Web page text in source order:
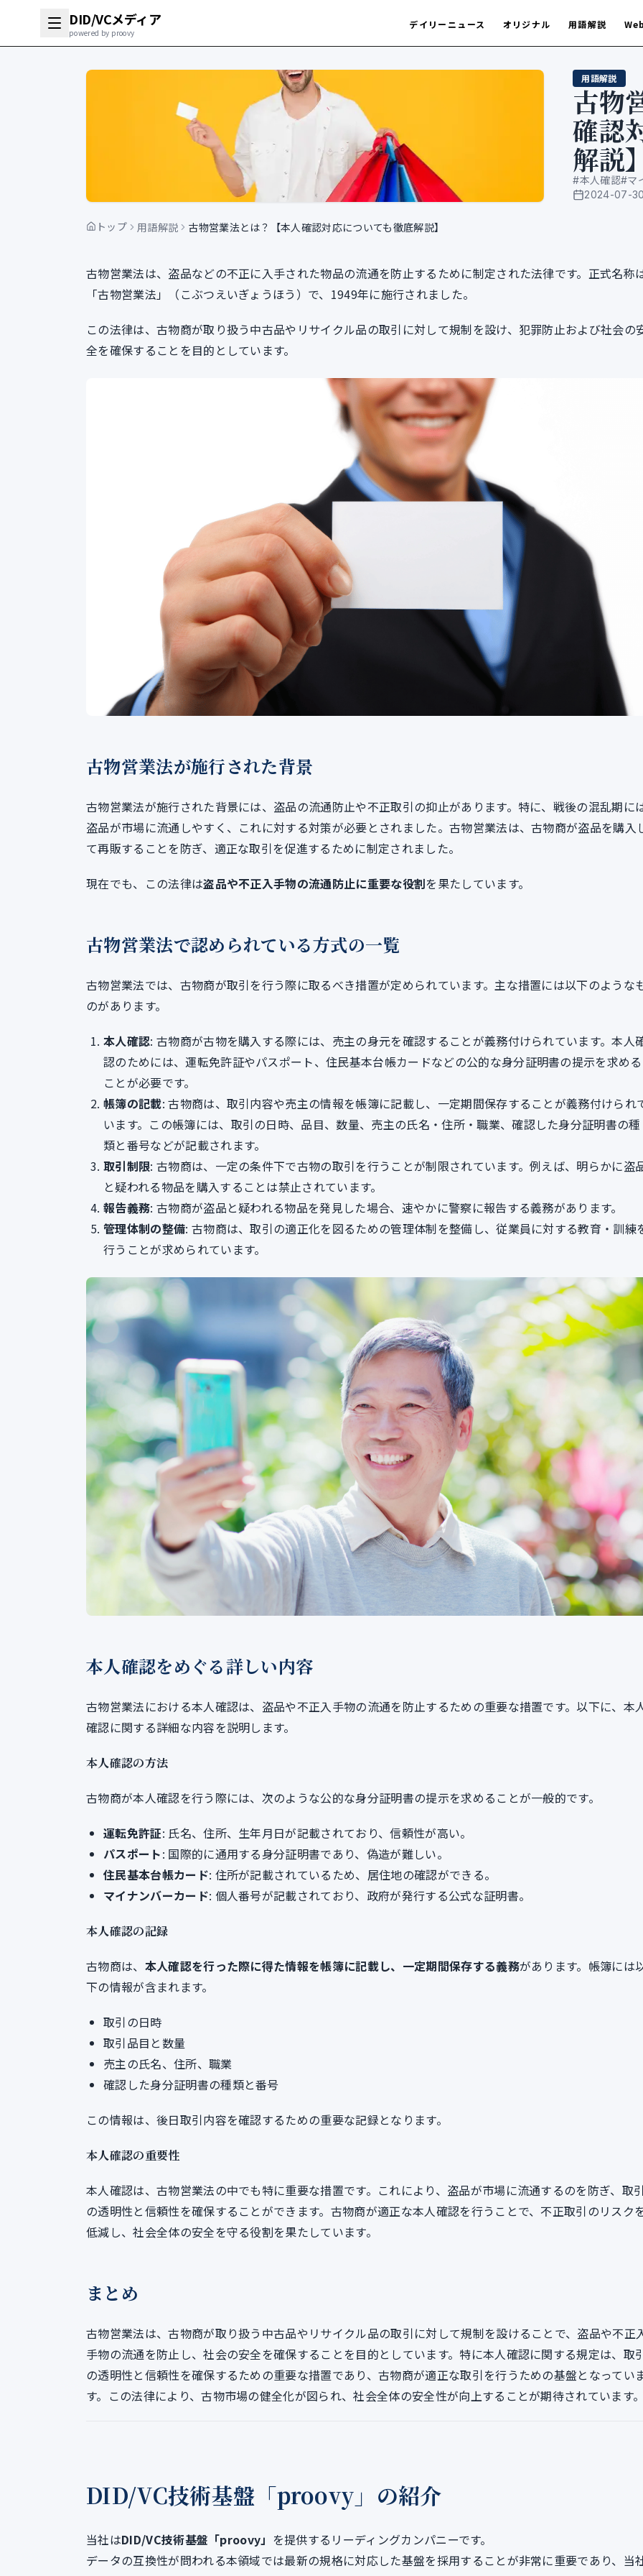
DID/VCメディア
powered by proovy
デイリーニュース オリジナル 用語解説
用語解説
古物
確認
解説
#本人確認#マ
公開日
2024-07-
トップ 用語解説 古物営業法とは？【本人確認対応についても徹底解説】
古物営業法は、盗品などの不正に入手された物品の流通を防止するために制定された法律です。正式名称
「古物営業法」（こぶつえいぎょうほう）で、1949年に施行されました。
この法律は、古物商が取り扱う中古品やリサイクル品の取引に対して規制を設け、犯罪防止および社会の
全を確保することを目的としています。
古物営業法が施行された背景
古物営業法が施行された背景には、盗品の流通防止や不正取引の抑止があります。特に、戦後の混乱期に
盗品が市場に流通しやすく、これに対する対策が必要とされました。古物営業法は、古物商が盗品を購入
て再販することを防ぎ、適正な取引を促進するために制定されました。
現在でも、この法律は盗品や不正入手物の流通防止に重要な役割を果たしています。
古物営業法で認められている方式の一覧
古物営業法では、古物商が取引を行う際に取るべき措置が定められています。主な措置には以下のような
のがあります。
本人確認: 古物商が古物を購入する際には、売主の身元を確認することが義務付けられています。本人
認のためには、運転免許証やパスポート、住民基本台帳カードなどの公的な身分証明書の提示を求める
ことが必要です。
帳簿の記載: 古物商は、取引内容や売主の情報を帳簿に記載し、一定期間保存することが義務付けられ
います。この帳簿には、取引の日時、品目、数量、売主の氏名・住所・職業、確認した身分証明書の種
類と番号などが記載されます。
取引制限: 古物商は、一定の条件下で古物の取引を行うことが制限されています。例えば、明らかに盗
と疑われる物品を購入することは禁止されています。
報告義務: 古物商が盗品と疑われる物品を発見した場合、速やかに警察に報告する義務があります。
管理体制の整備: 古物商は、取引の適正化を図るための管理体制を整備し、従業員に対する教育・訓練
行うことが求められています。
本人確認をめぐる詳しい内容
古物営業法における本人確認は、盗品や不正入手物の流通を防止するための重要な措置です。以下に、本
確認に関する詳細な内容を説明します。
本人確認の方法
古物商が本人確認を行う際には、次のような公的な身分証明書の提示を求めることが一般的です。
運転免許証: 氏名、住所、生年月日が記載されており、信頼性が高い。
パスポート: 国際的に通用する身分証明書であり、偽造が難しい。
住民基本台帳カード: 住所が記載されているため、居住地の確認ができる。
マイナンバーカード: 個人番号が記載されており、政府が発行する公式な証明書。
本人確認の記録
古物商は、 本人確認を行った際に得た情報を帳簿に記載し、一定期間保存する義務があります。帳簿には
下の情報が含まれます。
取引の日時
取引品目と数量
売主の氏名、住所、職業
確認した身分証明書の種類と番号
この情報は、後日取引内容を確認するための重要な記録となります。
本人確認の重要性
本人確認は、古物営業法の中でも特に重要な措置です。これにより、盗品が市場に流通するのを防ぎ、取
の透明性と信頼性を確保することができます。古物商が適正な本人確認を行うことで、不正取引のリスク
低減し、社会全体の安全を守る役割を果たしています。
まとめ
古物営業法は、古物商が取り扱う中古品やリサイクル品の取引に対して規制を設けることで、盗品や不正
手物の流通を防止し、社会の安全を確保することを目的としています。特に本人確認に関する規定は、取
の透明性と信頼性を確保するための重要な措置であり、古物商が適正な取引を行うための基盤となってい
す。この法律により、古物市場の健全化が図られ、社会全体の安全性が向上することが期待されています
DID/VC技術基盤「proovy」の紹介
当社はDID/VC技術基盤「proovy」 を提供するリーディングカンパニーです。
データの互換性が問われる本領域では最新の規格に対応した基盤を採用することが非常に重要であり、当